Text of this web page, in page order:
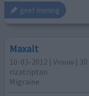
geef mening
Maxalt
10-03-2012 | Vrouw | 30
rizatriptan
Migraine